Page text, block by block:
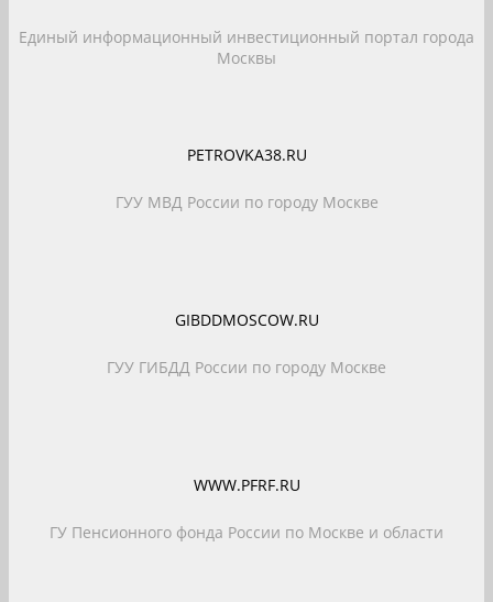
Единый информационный инвестиционный портал города
Москвы
PETROVKA38.RU
ГУУ МВД России по городу Москве
GIBDDMOSCOW.RU
ГУУ ГИБДД России по городу Москве
WWW.PFRF.RU
ГУ Пенсионного фонда России по Москве и области